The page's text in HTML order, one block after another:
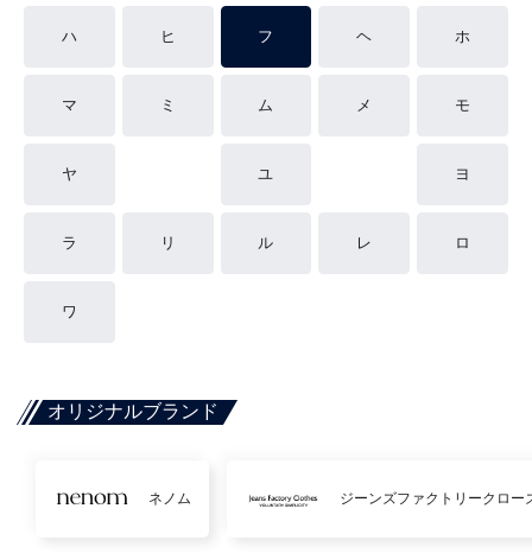
ハ ヒ フ ヘ ホ
マ ミ ム メ モ
ヤ ユ ヨ
ラ リ ル レ ロ
ワ
オリジナルブランド
ネノム ジーンズファクトリークロー